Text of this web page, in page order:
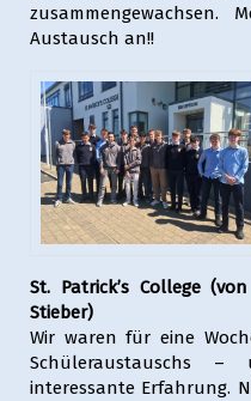
Austausch an!!
St. Patrick’s College
Stieber)
Wir waren für eine
Schüleraustauschs
interessante Erfahrung.